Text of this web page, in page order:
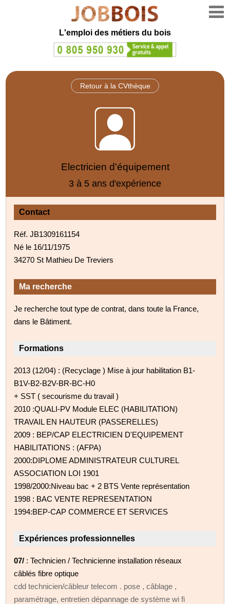
L'emploi des métiers du bois
Retour à la CVthèque
Electricien d'équipement
3 à 5 ans d'expérience
Contact
Réf. JB1309161154
Né le 16/11/1975
34270 St Mathieu De Treviers
Ma recherche
Je recherche tout type de contrat, dans toute la France,
dans le Bâtiment.
Formations
2013 (12/04) : (Recyclage ) Mise à jour habilitation B1-
B1V-B2-B2V-BR-BC-H0
+ SST ( secourisme du travail )
2010 :QUALI-PV Module ELEC (HABILITATION)
TRAVAIL EN HAUTEUR (PASSERELLES)
2009 : BEP/CAP ELECTRICIEN D'EQUIPEMENT
HABILITATIONS : (AFPA)
2000:DIPLOME ADMINISTRATEUR CULTUREL
ASSOCIATION LOI 1901
1998/2000:Niveau bac + 2 BTS Vente représentation
1998 : BAC VENTE REPRESENTATION
1994:BEP-CAP COMMERCE ET SERVICES
Expériences professionnelles
07/ : Technicien / Technicienne installation réseaux
câblés fibre optique
cdd technicien/câbleur telecom . pose , câblage ,
paramétrage, entretien dépannage de système wi fi